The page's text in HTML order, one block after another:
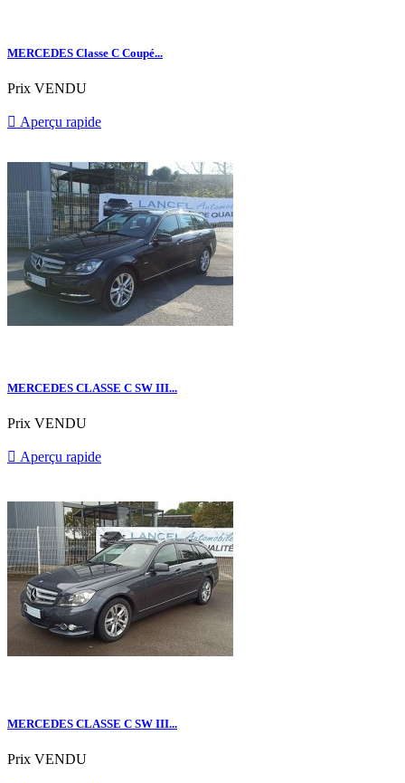
MERCEDES Classe C Coupé...
Prix VENDU
 Aperçu rapide
MERCEDES CLASSE C SW III...
Prix VENDU
 Aperçu rapide
MERCEDES CLASSE C SW III...
Prix VENDU